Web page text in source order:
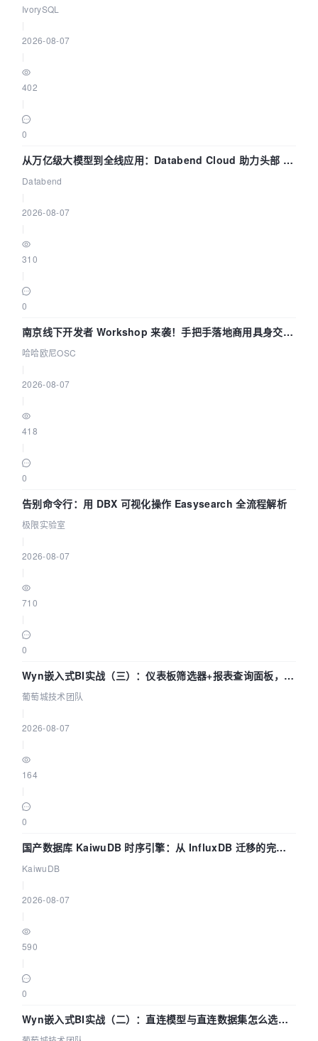
核——我们改得动吗？我们贡献了什么？
IvorySQL
2026-08-07
402
0
从万亿级大模型到全线应用：Databend Cloud 助力头部 AI
企业构建全链路 Trace 数据管道
Databend
2026-08-07
310
0
南京线下开发者 Workshop 来袭！手把手落地商用具身交互
智能 Agent 应用
哈哈欧尼OSC
2026-08-07
418
0
告别命令行：用 DBX 可视化操作 Easysearch 全流程解析
极限实验室
2026-08-07
710
0
Wyn嵌入式BI实战（三）：仪表板筛选器+报表查询面板，参
数联动全闭环
葡萄城技术团队
2026-08-07
164
0
国产数据库 KaiwuDB 时序引擎：从 InfluxDB 迁移的完整
技术路径
KaiwuDB
2026-08-07
590
0
Wyn嵌入式BI实战（二）：直连模型与直连数据集怎么选，